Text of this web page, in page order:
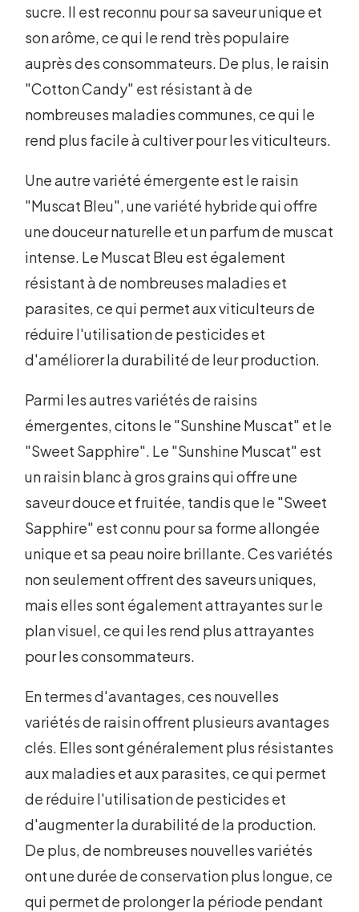
sucre. Il est reconnu pour sa saveur unique et
son arôme, ce qui le rend très populaire
auprès des consommateurs. De plus, le raisin
"Cotton Candy" est résistant à de
nombreuses maladies communes, ce qui le
rend plus facile à cultiver pour les viticulteurs.
Une autre variété émergente est le raisin
"Muscat Bleu", une variété hybride qui offre
une douceur naturelle et un parfum de muscat
intense. Le Muscat Bleu est également
résistant à de nombreuses maladies et
parasites, ce qui permet aux viticulteurs de
réduire l'utilisation de pesticides et
d'améliorer la durabilité de leur production.
Parmi les autres variétés de raisins
émergentes, citons le "Sunshine Muscat" et le
"Sweet Sapphire". Le "Sunshine Muscat" est
un raisin blanc à gros grains qui offre une
saveur douce et fruitée, tandis que le "Sweet
Sapphire" est connu pour sa forme allongée
unique et sa peau noire brillante. Ces variétés
non seulement offrent des saveurs uniques,
mais elles sont également attrayantes sur le
plan visuel, ce qui les rend plus attrayantes
pour les consommateurs.
En termes d'avantages, ces nouvelles
variétés de raisin offrent plusieurs avantages
clés. Elles sont généralement plus résistantes
aux maladies et aux parasites, ce qui permet
de réduire l'utilisation de pesticides et
d'augmenter la durabilité de la production.
De plus, de nombreuses nouvelles variétés
ont une durée de conservation plus longue, ce
qui permet de prolonger la période pendant